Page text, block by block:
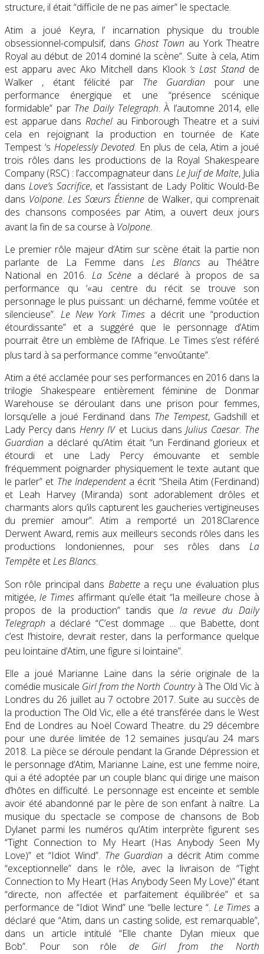
structure, il était “difficile de ne pas aimer” le spectacle.
Atim a joué Keyra, l’ incarnation physique du trouble
obsessionnel-compulsif, dans Ghost Town au York Theatre
Royal au début de 2014 dominé la scène”. Suite à cela, Atim
est apparu avec Ako Mitchell dans Klook ‘s Last Standde
Walker , étant félicité par The Guardian pour une
performance énergique et une “présence scénique
formidable” par The Daily Telegraph. À l’automne 2014, elle
est apparue dans Rachel au Finborough Theatre et a suivi
cela en rejoignant la production en tournée de Kate
Tempest ‘s Hopelessly Devoted. En plus de cela, Atim a joué
trois rôles dans les productions de la Royal Shakespeare
Company (RSC) : l’accompagnateur dans Le Juif de Malte, Julia
dansLove’s Sacrifice, et l’assistant de Lady Politic Would-Be
dans Volpone. Les Sœurs Étienne de Walker, qui comprenait
des chansons composées par Atim, a ouvert deux jours
avant la fin de sa course à Volpone.
Le premier rôle majeur d’Atim sur scène était la partie non
parlante de La Femme dansLes Blancsau Théâtre
National en 2016. La Scènea déclaré à propos de sa
performance qu ‘«au centre du récit se trouve son
personnage le plus puissant: un décharné, femme voûtée et
silencieuse”. Le New York Times a décrit une “production
étourdissante” et a suggéré que le personnage d’Atim
pourrait être un emblème de l’Afrique. Le Times s’est référé
plus tard à sa performance comme “envoûtante”.
Atim a été acclamée pour ses performances en 2016 dans la
trilogie Shakespeare entièrement féminine de Donmar
Warehouse se déroulant dans une prison pour femmes,
lorsqu’elle a joué Ferdinand dans The Tempest, Gadshill et
Lady Percy dansHenry IVet Lucius dans Julius Caesar. The
Guardian a déclaré qu’Atim était “un Ferdinand glorieux et
étourdi et une Lady Percy émouvante et semble
fréquemment poignarder physiquement le texte autant que
le parler” et The Independenta écrit “Sheila Atim (Ferdinand)
et Leah Harvey (Miranda) sont adorablement drôles et
charmants alors qu’ils capturent les gaucheries vertigineuses
du premier amour”. Atim a remporté un 2018Clarence
Derwent Award, remis aux meilleurs seconds rôles dans les
productions londoniennes, pour ses rôles dans La
Tempête etLes Blancs.
Son rôle principal dans Babettea reçu une évaluation plus
mitigée, le Timesaffirmant qu’elle était “la meilleure chose à
propos de la production” tandis que la revue du Daily
Telegraph a déclaré “C’est dommage … que Babette, dont
c’est l’histoire, devrait rester, dans la performance quelque
peu lointaine d’Atim, une figure si lointaine”.
Elle a joué Marianne Laine dans la série originale de la
comédie musicale Girl from the North Countryà The Old Vic à
Londres du 26 juillet au 7 octobre 2017. Suite au succès de
la production The Old Vic, elle a été transférée dans le West
End de Londres au Noël Coward Theatre. du 29 décembre
pour une durée limitée de 12 semaines jusqu’au 24 mars
2018. La pièce se déroule pendant la Grande Dépression et
le personnage d’Atim, Marianne Laine, est une femme noire,
qui a été adoptée par un couple blanc qui dirige une maison
d’hôtes en difficulté. Le personnage est enceinte et semble
avoir été abandonné par le père de son enfant à naître. La
musique du spectacle se compose de chansons de Bob
Dylanet parmi les numéros qu’Atim interprète figurent ses
“Tight Connection to My Heart (Has Anybody Seen My
Love)” et “Idiot Wind”. The Guardian a décrit Atim comme
“exceptionnelle” dans le rôle, avec la livraison de “Tight
Connection to My Heart (Has Anybody Seen My Love)” étant
“directe, non affectée et parfaitement équilibrée” et sa
performance de “Idiot Wind” une “belle lecture “. Le Times a
déclaré que “Atim, dans un casting solide, est remarquable”,
dans un article intitulé “Elle chante Dylan mieux que
Bob”. Pour son rôle de Girl from the North